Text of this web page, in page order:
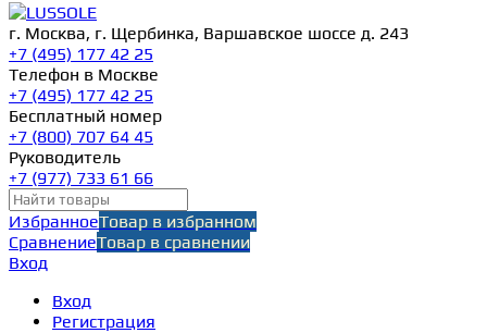
г. Москва, г. Щербинка, Варшавское шоссе д. 243
+7 (495) 177 42 25
Телефон в Москве
+7 (495) 177 42 25
Бесплатный номер
+7 (800) 707 64 45
Руководитель
+7 (977) 733 61 66
ИзбранноеТовар в избранном
СравнениеТовар в сравнении
Вход
Вход
Регистрация